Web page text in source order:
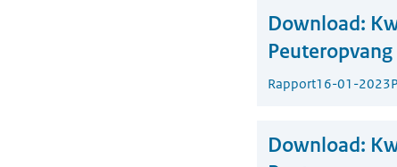
Download:
Rapport16-01-2023
Download: